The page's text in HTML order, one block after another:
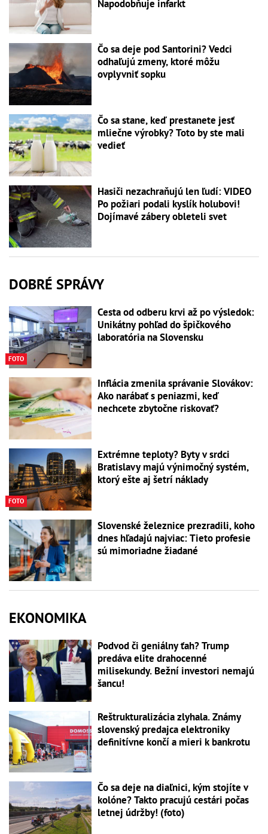
Napodobňuje infarkt
Čo sa deje pod Santorini? Vedci
odhaľujú zmeny, ktoré môžu
ovplyvniť sopku
Čo sa stane, keď prestanete jesť
mliečne výrobky? Toto by ste mali
vedieť
Hasiči nezachraňujú len ľudí: VIDEO
Po požiari podali kyslík holubovi!
Dojímavé zábery obleteli svet
DOBRÉ SPRÁVY
FOTO
Cesta od odberu krvi až po výsledok:
Unikátny pohľad do špičkového
laboratória na Slovensku
Inflácia zmenila správanie Slovákov:
Ako narábať s peniazmi, keď
nechcete zbytočne riskovať?
FOTO
Extrémne teploty? Byty v srdci
Bratislavy majú výnimočný systém,
ktorý ešte aj šetrí náklady
Slovenské železnice prezradili, koho
dnes hľadajú najviac: Tieto profesie
sú mimoriadne žiadané
EKONOMIKA
Podvod či geniálny ťah? Trump
predáva elite drahocenné
milisekundy. Bežní investori nemajú
šancu!
Reštrukturalizácia zlyhala. Známy
slovenský predajca elektroniky
definitívne končí a mieri k bankrotu
Čo sa deje na diaľnici, kým stojíte v
kolóne? Takto pracujú cestári počas
letnej údržby! (foto)